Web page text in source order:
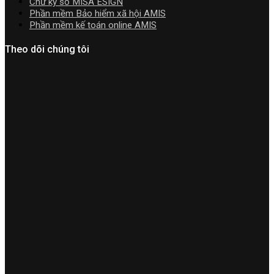
Phần mềm Bảo hiểm xã hội AMIS
Phần mềm kế toán online AMIS
Theo dõi chúng tôi